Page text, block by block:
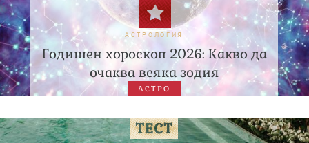
АСТРОЛОГИЯ
Годишен хороскоп 2026: Какво да
очаква всяка зодия
АСТРО